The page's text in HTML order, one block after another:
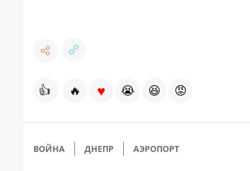
👍 🔥 ♥ 😭 😆 😡
ВОЙНА ДНЕПР АЭРОПОРТ